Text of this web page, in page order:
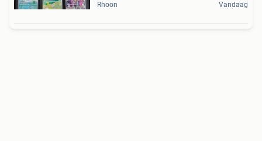
Rhoon
Vandaag